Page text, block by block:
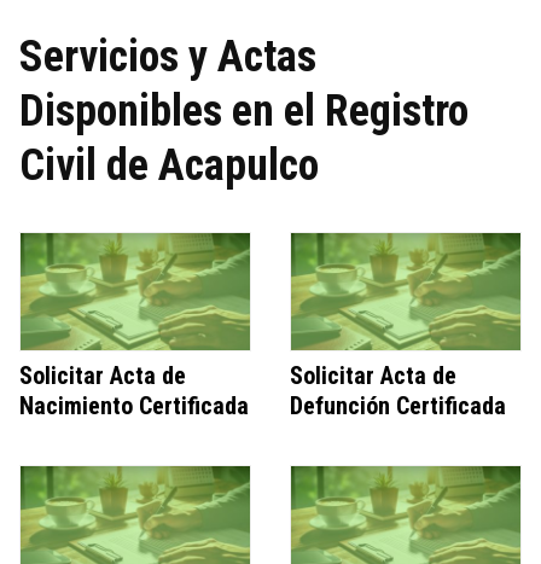
Servicios y Actas
Disponibles en el Registro
Civil de Acapulco
Solicitar Acta de
Nacimiento Certificada
Solicitar Acta de
Defunción Certificada